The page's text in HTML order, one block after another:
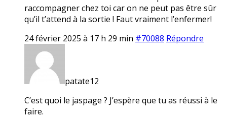
raccompagner chez toi car on ne peut pas être sûr
qu’il t’attend à la sortie ! Faut vraiment l’enfermer!
24 février 2025 à 17 h 29 min #70088 Répondre
patate12
C’est quoi le jaspage ? J’espère que tu as réussi à le
faire.